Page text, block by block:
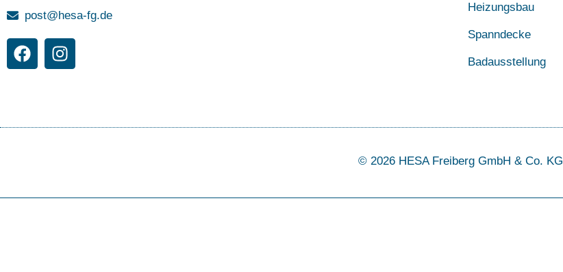
post@hesa-fg.de
Heizungsbau
Spanndecke
Badausstellung
© 2026 HESA Freiberg GmbH & Co. KG